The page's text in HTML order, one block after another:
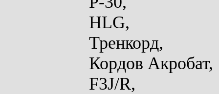
HLG,
Тренкорд,
Кордов Акробат,
F3J/R,